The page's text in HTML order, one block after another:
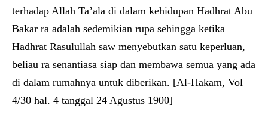
terhadap Allah Ta’ala di dalam kehidupan Hadhrat Abu
Bakar ra adalah sedemikian rupa sehingga ketika
Hadhrat Rasulullah saw menyebutkan satu keperluan,
beliau ra senantiasa siap dan membawa semua yang ada
di dalam rumahnya untuk diberikan. [Al-Hakam, Vol
4/30 hal. 4 tanggal 24 Agustus 1900]